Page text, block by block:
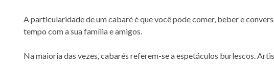
A particularidade de um cabaré é que você pode comer, beber e
tempo com a sua família e amigos.
Na maioria das vezes, cabarés referem-se a espetáculos burlescos.